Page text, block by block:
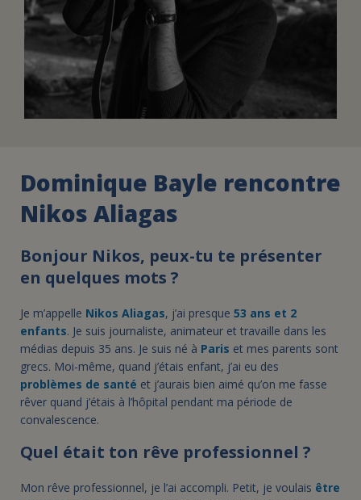
Dominique Bayle rencontre
Nikos Aliagas
Bonjour Nikos, peux-tu te présenter
en quelques mots ?
Je m’appelle Nikos Aliagas, j’ai presque 53 ans et 2
enfants. Je suis journaliste, animateur et travaille dans les
médias depuis 35 ans. Je suis né à Paris et mes parents sont
grecs. Moi-même, quand j’étais enfant, j’ai eu des
problèmes de santé et j’aurais bien aimé qu’on me fasse
rêver quand j’étais à l’hôpital pendant ma période de
convalescence.
Quel était ton rêve professionnel ?
Mon rêve professionnel, je l’ai accompli. Petit, je voulais être